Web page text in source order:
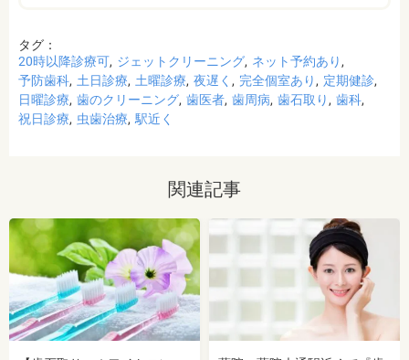
・ホワイトニングは、歯の表面が荒れる、知覚過敏
になる可能性があります。
・ホワイトニング中は、お茶、コーヒー、カレー、
ケチャップなど避けたほうがいい飲み物、食事があ
ります。また、ホワイトニングが終わってもこれら
日本大学歯学部口腔外科第２講座大学院卒業
歯学博士（口腔外科学）
日本大学歯学部非常勤講師
社会福祉法人富士白苑理事
タグ：
20時以降診療可 ジェットクリーニング ネット予約あり
予防歯科 土日診療 土曜診療 夜遅く 完全個室あり
定期健診
日曜診療 歯のクリーニング 歯医者 歯周病 歯石取り
歯科
祝日診療
虫歯治療 駅近く
関連記事